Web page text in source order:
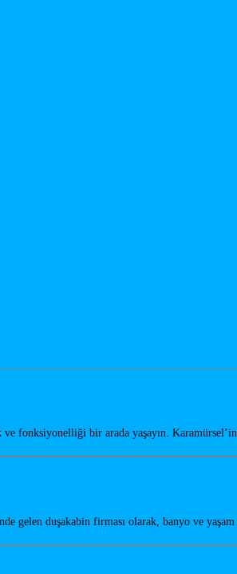
fonksiyonelliği bir arada yaşayın.
gelen duşakabin firması olarak, banyo ve